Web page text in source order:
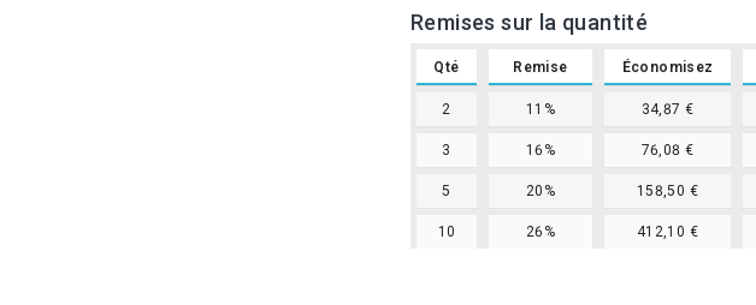
Remises sur la quantité
Qté Remise Économisez
2 11% 34,87 €
3 16% 76,08 €
5 20% 158,50 €
10 26% 412,10 €